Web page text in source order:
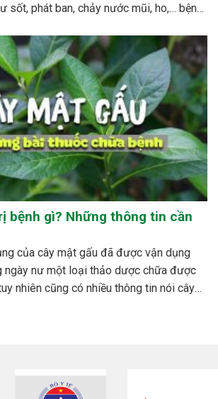
sốt, phát ban, chảy nước mũi, ho,… bệnh
bệnh gì? Những thông tin cần
của cây mật gấu đã được vận dụng
ngày nư một loại thảo dược chữa được
nhiên cũng có nhiều thông tin nói cây